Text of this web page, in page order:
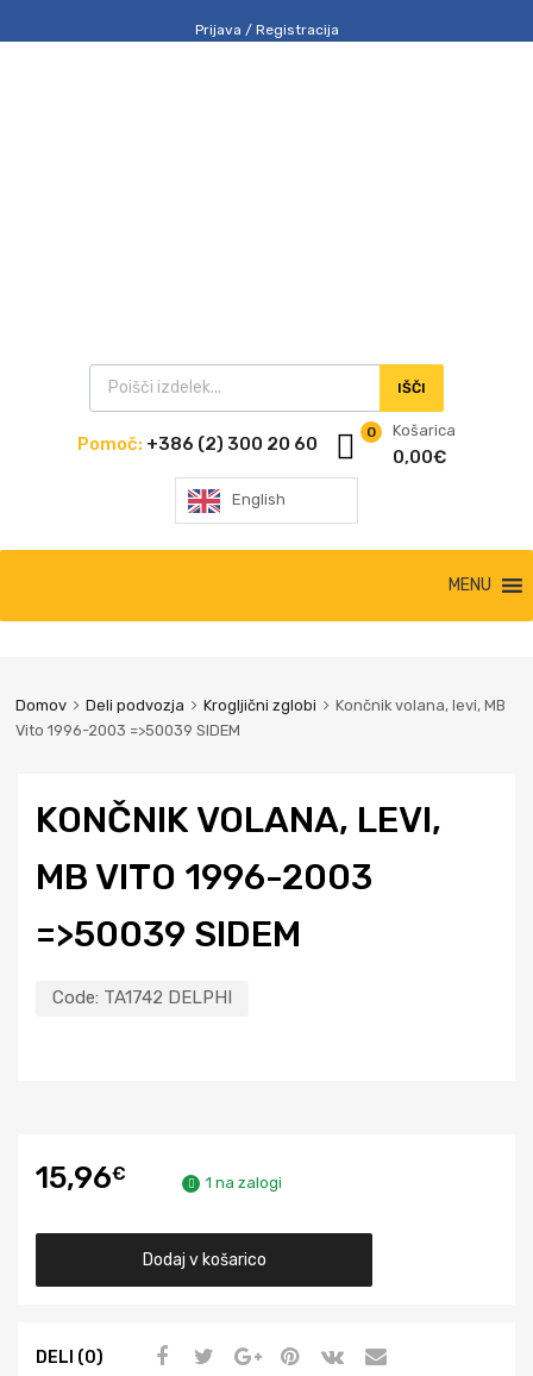
Prijava / Registracija
IŠČI
Pomoč: +386 (2) 300 20 60
Košarica
0,00€
0
English
MENU
Domov Deli podvozja Krogljični zglobi
Končnik volana, levi, MB
Vito 1996-2003 =>50039 SIDEM
KONČNIK VOLANA, LEVI,
MB VITO 1996-2003
=>50039 SIDEM
Code: TA1742 DELPHI
15,96€ 1 na zalogi
Dodaj v košarico
DELI (0)